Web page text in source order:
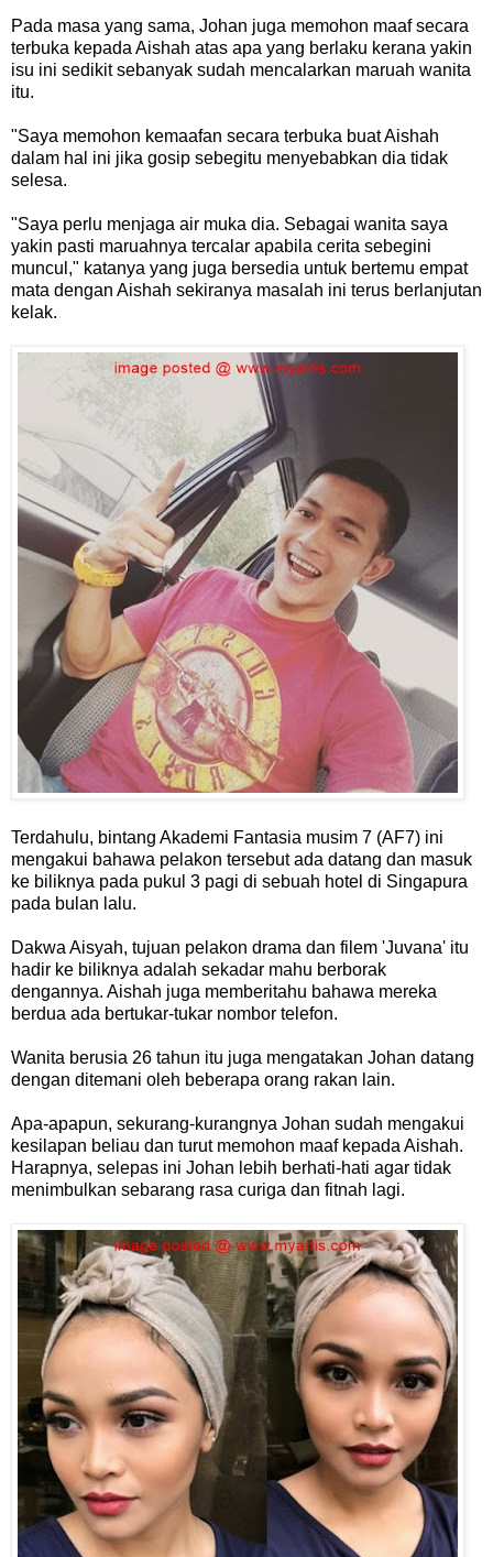
Pada masa yang sama, Johan juga memohon maaf secara
terbuka kepada Aishah atas apa yang berlaku kerana yakin
isu ini sedikit sebanyak sudah mencalarkan maruah wanita
itu.
"Saya memohon kemaafan secara terbuka buat Aishah
dalam hal ini jika gosip sebegitu menyebabkan dia tidak
selesa.
"Saya perlu menjaga air muka dia. Sebagai wanita saya
yakin pasti maruahnya tercalar apabila cerita sebegini
muncul," katanya yang juga bersedia untuk bertemu empat
mata dengan Aishah sekiranya masalah ini terus berlanjutan
kelak.
Terdahulu, bintang Akademi Fantasia musim 7 (AF7) ini
mengakui bahawa pelakon tersebut ada datang dan masuk
ke biliknya pada pukul 3 pagi di sebuah hotel di Singapura
pada bulan lalu.
Dakwa Aisyah, tujuan pelakon drama dan filem 'Juvana' itu
hadir ke biliknya adalah sekadar mahu berborak
dengannya. Aishah juga memberitahu bahawa mereka
berdua ada bertukar-tukar nombor telefon.
Wanita berusia 26 tahun itu juga mengatakan Johan datang
dengan ditemani oleh beberapa orang rakan lain.
Apa-apapun, sekurang-kurangnya Johan sudah mengakui
kesilapan beliau dan turut memohon maaf kepada Aishah.
Harapnya, selepas ini Johan lebih berhati-hati agar tidak
menimbulkan sebarang rasa curiga dan fitnah lagi.